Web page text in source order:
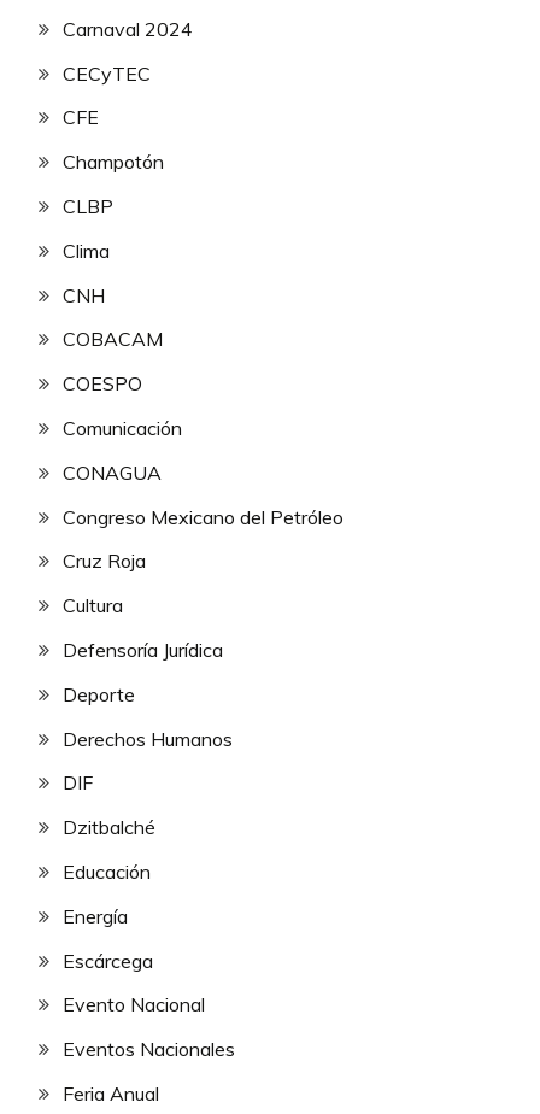
Carnaval 2024
CECyTEC
CFE
Champotón
CLBP
Clima
CNH
COBACAM
COESPO
Comunicación
CONAGUA
Congreso Mexicano del Petróleo
Cruz Roja
Cultura
Defensoría Jurídica
Deporte
Derechos Humanos
DIF
Dzitbalché
Educación
Energía
Escárcega
Evento Nacional
Eventos Nacionales
Feria Anual